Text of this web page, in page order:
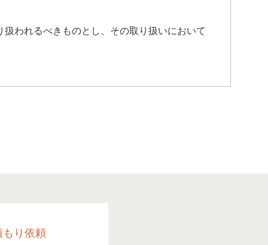
われるべきものとし、その取り扱いにおいて
もり依頼